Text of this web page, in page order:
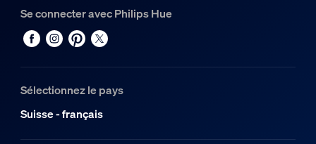
Se connecter avec Philips Hue
Sélectionnez le pays
Suisse - français